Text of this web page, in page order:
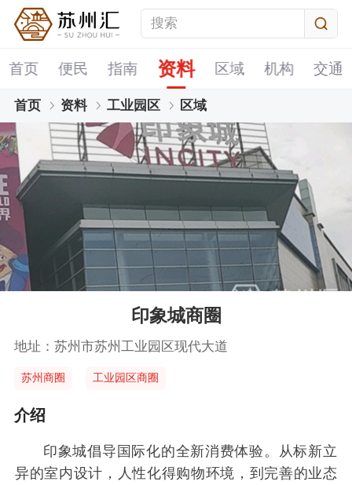
首页 便民 指南 资料 区域 机构 交通
首页 资料 工业园区 区域
印象城商圈
地址：苏州市苏州工业园区现代大道
苏州商圈 工业园区商圈
介绍
印象城倡导国际化的全新消费体验。从标新立
异的室内设计，人性化得购物环境，到完善的业态